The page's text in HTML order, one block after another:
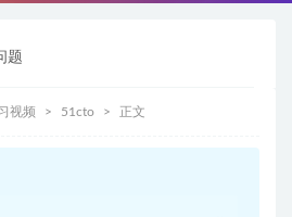
题
视频 51cto 正文